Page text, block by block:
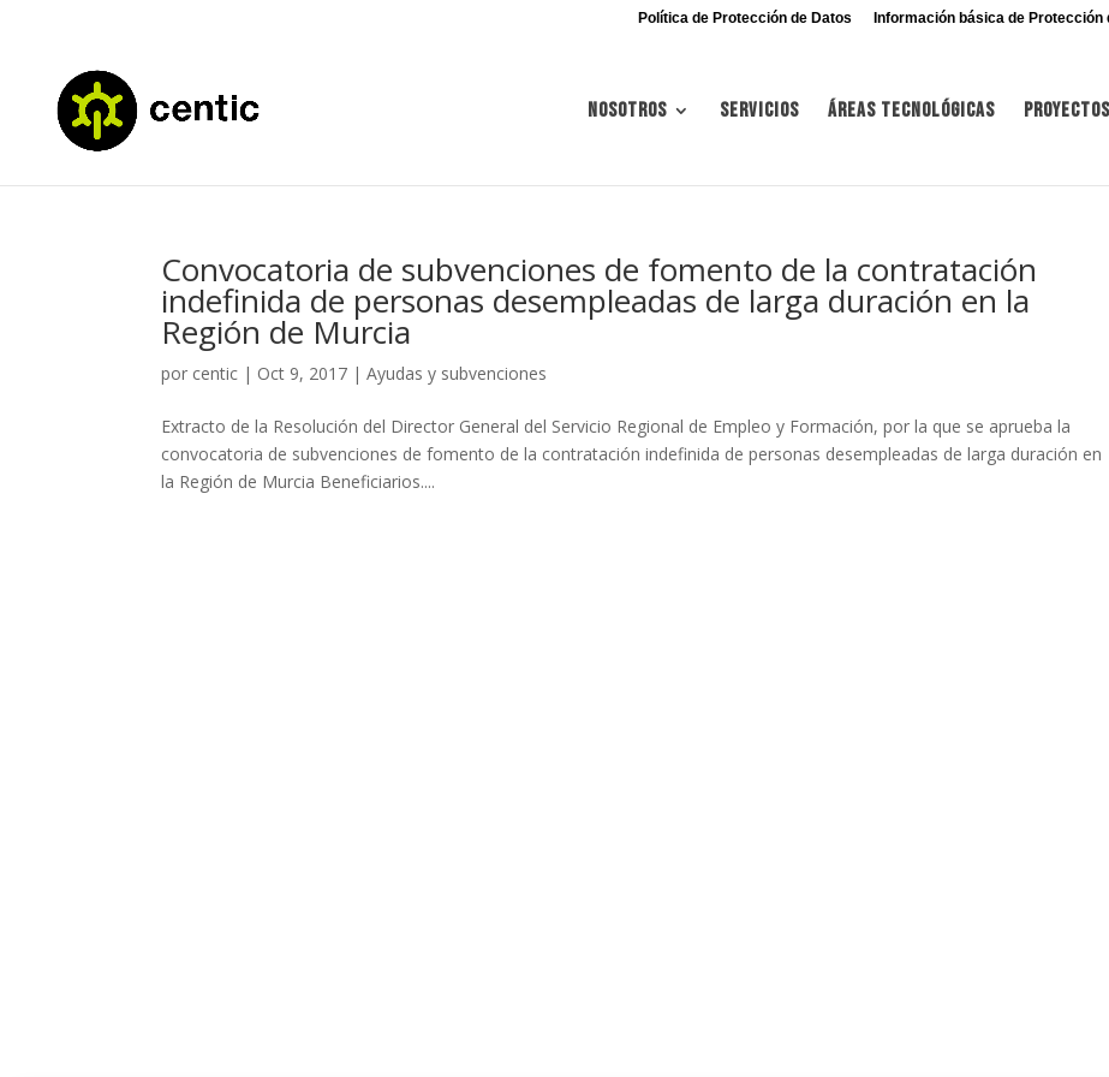
Política de Protección de Datos Información básica de Protección
Nosotros Servicios Áreas tecnológicas Proyectos
Convocatoria de subvenciones de fomento de la contratación
indefinida de personas desempleadas de larga duración en la
Región de Murcia
por centic | Oct 9, 2017 |Ayudas y subvenciones
Extracto de la Resolución del Director General del Servicio Regional de Empleo y Formación, por la que se aprueba la
convocatoria de subvenciones de fomento de la contratación indefinida de personas desempleadas de larga duración en
la Región de Murcia Beneficiarios....